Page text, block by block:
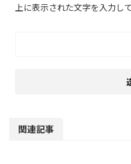
上に表示された文字を入力し
関連記事